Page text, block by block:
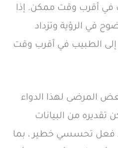
في أقرب وقت ممكن. إذا
في الرؤية وتزداد
الطبيب في أقرب وقت
المرضى لهذا الدواء
تقديره من البيانات
رد فعل تحسسي خطير ، بما